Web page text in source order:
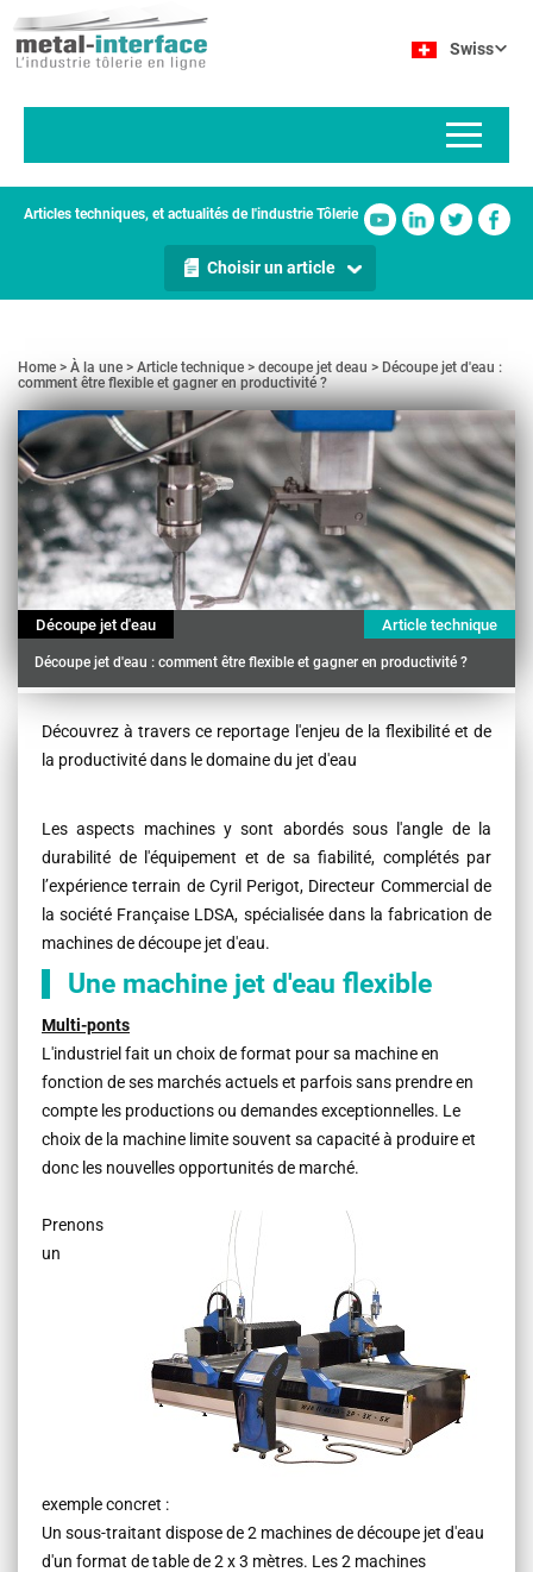
au
contenu
Swiss
Articles techniques, et actualités de l'industrie Tôlerie
Choisir un article
Home À la une Article technique decoupe jet deau
Découpe jet d'eau :
comment être flexible et gagner en productivité ?
Découpe jet d'eau Article technique
Découpe jet d'eau : comment être flexible et gagner en productivité ?
Contenu
Découvrez à travers ce reportage l'enjeu de la flexibilité et de
la productivité dans le domaine du jet d'eau
Les aspects machines y sont abordés sous l'angle de la
durabilité de l'équipement et de sa fiabilité, complétés par
l’expérience terrain de Cyril Perigot, Directeur Commercial de
la société Française LDSA, spécialisée dans la fabrication de
machines de découpe jet d'eau.
Une machine jet d'eau flexible
Multi-ponts
L'industriel fait un choix de format pour sa machine en
fonction de ses marchés actuels et parfois sans prendre en
compte les productions ou demandes exceptionnelles. Le
choix de la machine limite souvent sa capacité à produire et
donc les nouvelles opportunités de marché.
Prenons
un
exemple concret :
Un sous-traitant dispose de 2 machines de découpe jet d'eau
d'un format de table de 2 x 3 mètres. Les 2 machines